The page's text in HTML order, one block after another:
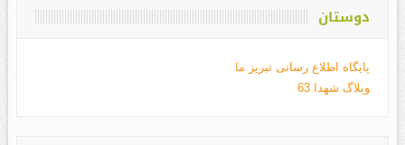
دوستان
پایگاه اطلاع رسانی تبریز ما
وبلاگ شهدا 63